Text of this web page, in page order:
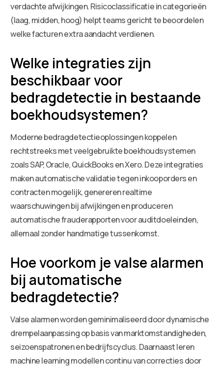
verdachte afwijkingen. Risicoclassificatie in categorieën
(laag, midden, hoog) helpt teams gericht te beoordelen
welke facturen extra aandacht verdienen.
Welke integraties zijn
beschikbaar voor
bedragdetectie in bestaande
boekhoudsystemen?
Moderne bedragdetectieoplossingen koppelen
rechtstreeks met veelgebruikte boekhoudsystemen
zoals SAP, Oracle, QuickBooks en Xero. Deze integraties
maken automatische validatie tegen inkooporders en
contracten mogelijk, genereren realtime
waarschuwingen bij afwijkingen en produceren
automatische frauderapporten voor auditdoeleinden,
allemaal zonder handmatige tussenkomst.
Hoe voorkom je valse alarmen
bij automatische
bedragdetectie?
Valse alarmen worden geminimaliseerd door dynamische
drempelaanpassing op basis van marktomstandigheden,
seizoenspatronen en bedrijfscyclus. Daarnaast leren
machine learning modellen continu van correcties door